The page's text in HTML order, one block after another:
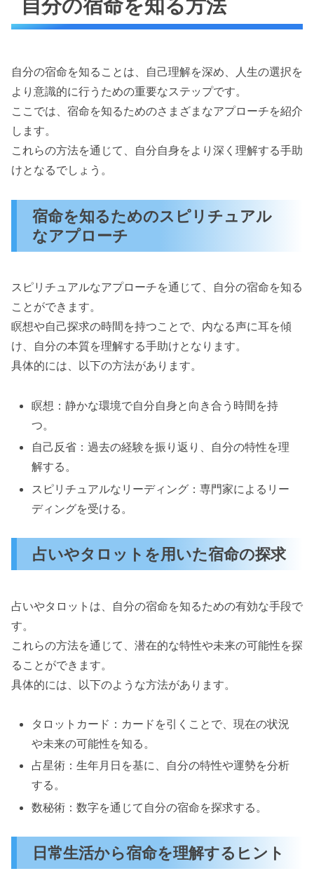
自分の宿命を知る方法
自分の宿命を知ることは、自己理解を深め、人生の選択を
より意識的に行うための重要なステップです。
ここでは、宿命を知るためのさまざまなアプローチを紹介
します。
これらの方法を通じて、自分自身をより深く理解する手助
けとなるでしょう。
宿命を知るためのスピリチュアル
なアプローチ
スピリチュアルなアプローチを通じて、自分の宿命を知る
ことができます。
瞑想や自己探求の時間を持つことで、内なる声に耳を傾
け、自分の本質を理解する手助けとなります。
具体的には、以下の方法があります。
瞑想：静かな環境で自分自身と向き合う時間を持
つ。
自己反省：過去の経験を振り返り、自分の特性を理
解する。
スピリチュアルなリーディング：専門家によるリー
ディングを受ける。
占いやタロットを用いた宿命の探求
占いやタロットは、自分の宿命を知るための有効な手段で
す。
これらの方法を通じて、潜在的な特性や未来の可能性を探
ることができます。
具体的には、以下のような方法があります。
タロットカード：カードを引くことで、現在の状況
や未来の可能性を知る。
占星術：生年月日を基に、自分の特性や運勢を分析
する。
数秘術：数字を通じて自分の宿命を探求する。
日常生活から宿命を理解するヒント